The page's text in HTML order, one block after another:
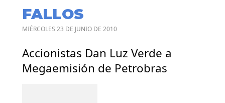
FALLOS
MIÉRCOLES 23 DE JUNIO DE 2010
Accionistas Dan Luz Verde a
Megaemisión de Petrobras